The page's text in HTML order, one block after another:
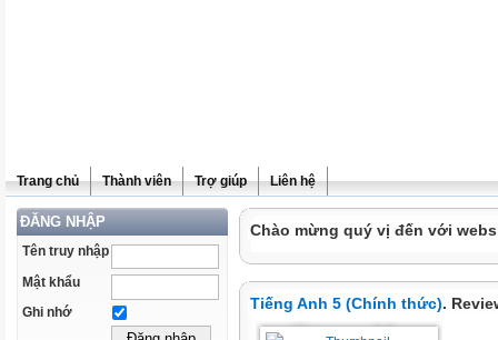
Trang chủ Thành viên Trợ giúp Liên hệ
ĐĂNG NHẬP
Tên truy nhập
Mật khẩu
Ghi nhớ
Chào mừng quý vị đến với
Tiếng Anh 5 (Chính thức).